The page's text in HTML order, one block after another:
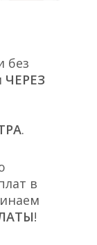
без
ЧЕРЕЗ
.
в
!